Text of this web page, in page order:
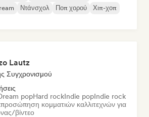
Ντάνσχολ Ποπ χορού
Χιπ-χοπ
Lautz
Συγχρονισμού
popHard rockIndie popIndie rock
κομματιών καλλιτεχνών για
βίντεο